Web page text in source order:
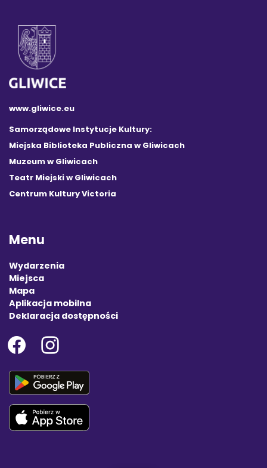
www.gliwice.eu
Samorządowe Instytucje Kultury:
Miejska Biblioteka Publiczna w Gliwicach
Muzeum w Gliwicach
Teatr Miejski w Gliwicach
Centrum Kultury Victoria
Menu
Wydarzenia
Miejsca
Mapa
Aplikacja mobilna
Deklaracja dostępności